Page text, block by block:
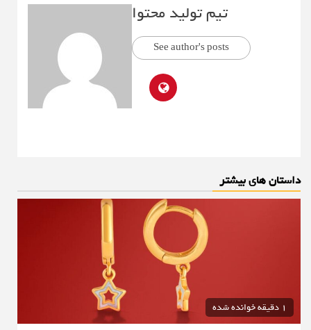
تیم تولید محتوا
See author's posts
داستان های بیشتر
1 دقیقه خوانده شده